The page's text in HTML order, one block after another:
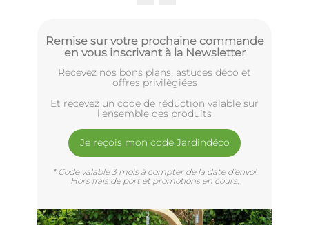
Remise sur votre prochaine commande
en vous inscrivant à la Newsletter
Recevez nos bons plans, astuces déco et
offres privilègiées
Et recevez un code de réduction valable sur
l'ensemble des produits
Je reçois mon code Jardindéco
* Code valable 3 mois à compter de la date d'envoi.
Hors frais de port et promotions en cours.